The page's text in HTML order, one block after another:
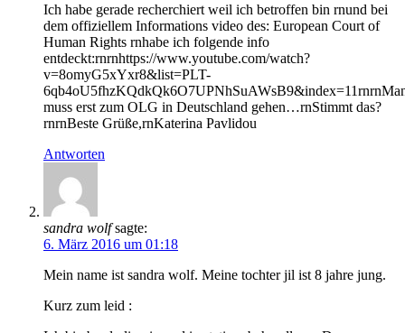
Ich habe gerade recherchiert weil ich betroffen bin rnund bei
dem offiziellem Informations video des: European Court of
Human Rights rnhabe ich folgende info
entdeckt:rnrnhttps://www.youtube.com/watch?
v=8omyG5xYxr8&list=PLT-
muss erst zum OLG in Deutschland gehen…rnStimmt das?
rnrnBeste Grüße,rnKaterina Pavlidou
Antworten
sandra wolf sagte:
6. März 2016 um 01:18
Mein name ist sandra wolf. Meine tochter jil ist 8 jahre jung.
Kurz zum leid :